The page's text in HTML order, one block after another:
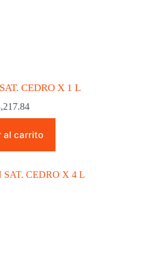
CEDRO X 1 L
al carrito